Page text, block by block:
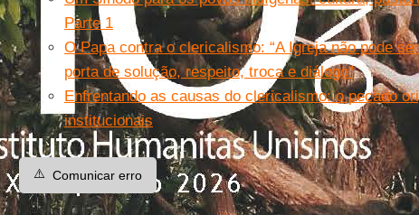
Parte 1
O Papa contra o clericalismo: “A Igreja não pode
porta de solução, respeito, troca e diálogo”
Enfrentando as causas do clericalismo: o pecado
institucionais
⚠️ Comunicar erro